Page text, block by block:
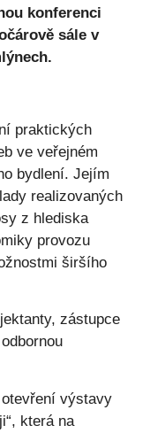
konferenci
sále v
praktických
ve veřejném
bydlení. Jejím
realizovaných
z hlediska
provozu
širšího
zástupce
výstavy
která na